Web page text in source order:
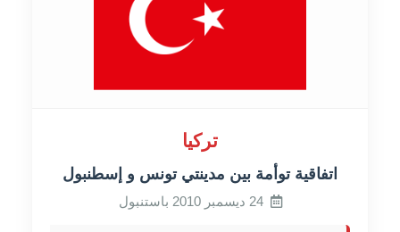
تركيا
اتفاقية توأمة بين مدينتي تونس و إسطنبول
24 ديسمبر 2010 باستنبول